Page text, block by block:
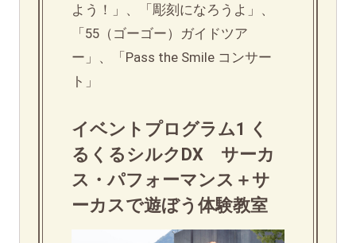
よう！」、「彫刻になろうよ」、
「55（ゴーゴー）ガイドツア
ー」、「Pass the Smile コンサー
ト」
イベントプログラム1 く
るくるシルクDX サーカ
ス・パフォーマンス＋サ
ーカスで遊ぼう体験教室